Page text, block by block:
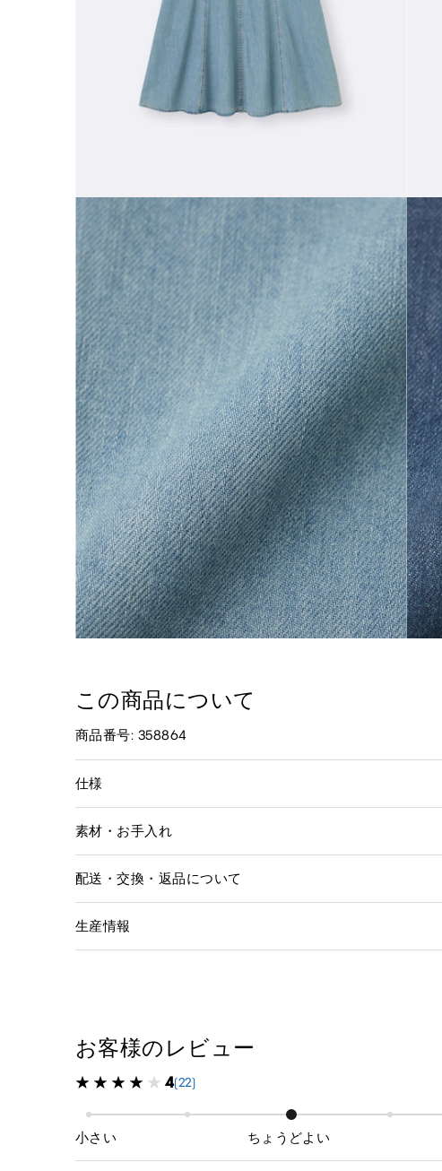
この商品について
商品番号: 358864
仕様
素材・お手入れ
配送・交換・返品について
生産情報
お客様のレビュー
4(22)
小さい ちょうどよい